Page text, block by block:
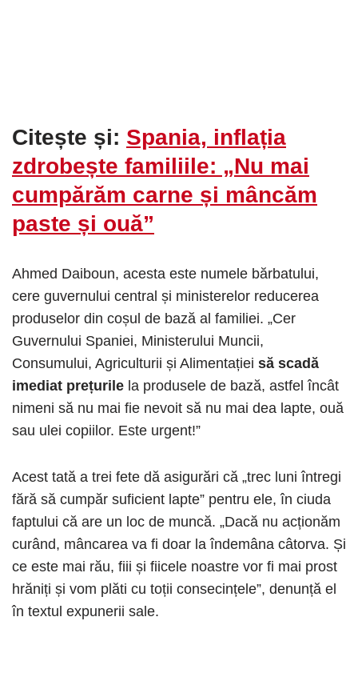
Citește și: Spania, inflația
zdrobește familiile: „Nu mai
cumpărăm carne și mâncăm
paste și ouă”
Ahmed Daiboun, acesta este numele bărbatului,
cere guvernului central și ministerelor reducerea
produselor din coșul de bază al familiei. „Cer
Guvernului Spaniei, Ministerului Muncii,
Consumului, Agriculturii și Alimentației să scadă
imediat prețurile la produsele de bază, astfel încât
nimeni să nu mai fie nevoit să nu mai dea lapte, ouă
sau ulei copiilor. Este urgent!”
Acest tată a trei fete dă asigurări că „trec luni întregi
fără să cumpăr suficient lapte” pentru ele, în ciuda
faptului că are un loc de muncă. „Dacă nu acționăm
curând, mâncarea va fi doar la îndemâna câtorva. Și
ce este mai rău, fiii și fiicele noastre vor fi mai prost
hrăniți și vom plăti cu toții consecințele”, denunță el
în textul expunerii sale.